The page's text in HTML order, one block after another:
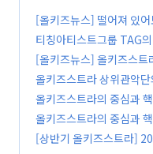
[올키즈뉴스] 떨어져 있
관악단 9월 연합간담회 (0)
티칭아티스트그룹 TAG
뷰 (0)
[올키즈뉴스] 올키즈스트
일이?
(0)
올키즈스트라 상위관악
육 경험 정리하기♪ - 단
가 주요 내용 정리 -
(0)
올키즈스트라의 중심과
악강사교육 2탄 [지휘자
올키즈스트라의 중심과
악강사교육 1탄 [신규강
[상반기 올키즈스트라]